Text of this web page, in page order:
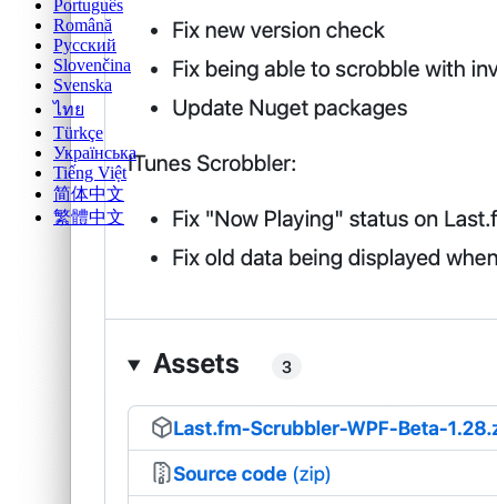
Português
Română
Русский
Slovenčina
Svenska
ไทย
Türkçe
Українська
Tiếng Việt
简体中文
繁體中文